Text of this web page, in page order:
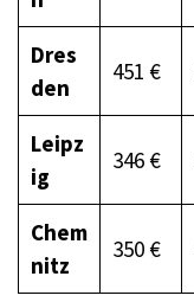
Dres
den
451 €
Leipz
ig
346 €
Chem
nitz
350 €